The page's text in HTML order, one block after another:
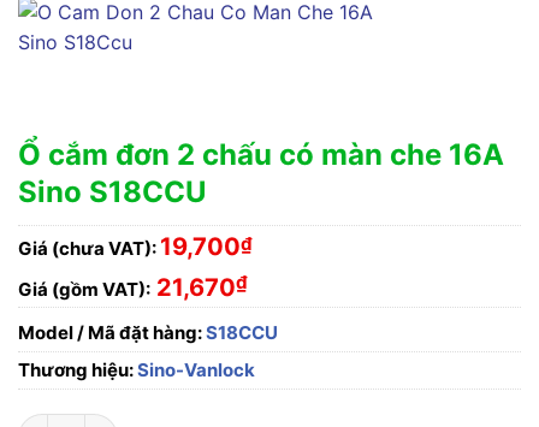
Ổ cắm đơn 2 chấu có màn che 16A
Sino S18CCU
Giá (chưa VAT): 19,700₫
Giá (gồm VAT): 21,670₫
Model / Mã đặt hàng:S18CCU
Thương hiệu:Sino-Vanlock